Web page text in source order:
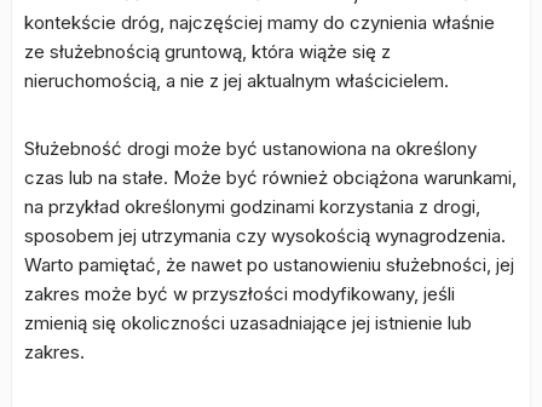
kontekście dróg, najczęściej mamy do czynienia właśnie
ze służebnością gruntową, która wiąże się z
nieruchomością, a nie z jej aktualnym właścicielem.
Służebność drogi może być ustanowiona na określony
czas lub na stałe. Może być również obciążona warunkami,
na przykład określonymi godzinami korzystania z drogi,
sposobem jej utrzymania czy wysokością wynagrodzenia.
Warto pamiętać, że nawet po ustanowieniu służebności, jej
zakres może być w przyszłości modyfikowany, jeśli
zmienią się okoliczności uzasadniające jej istnienie lub
zakres.